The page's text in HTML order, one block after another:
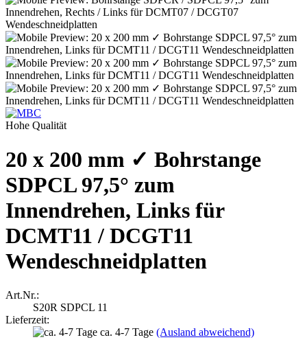
Hohe Qualität
20 x 200 mm ✓ Bohrstange
SDPCL 97,5° zum
Innendrehen, Links für
DCMT11 / DCGT11
Wendeschneidplatten
Art.Nr.:
S20R SDPCL 11
Lieferzeit:
ca. 4-7 Tage (Ausland abweichend)